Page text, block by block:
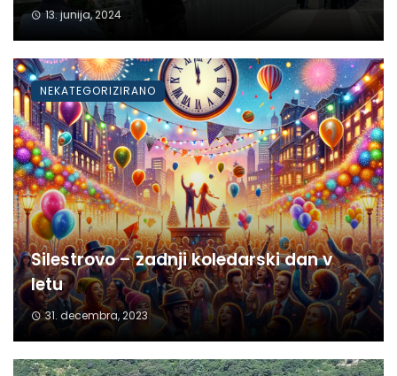
13. junija, 2024
Silestrovo – zadnji koledarski dan v
letu
31. decembra, 2023
NEKATEGORIZIRANO